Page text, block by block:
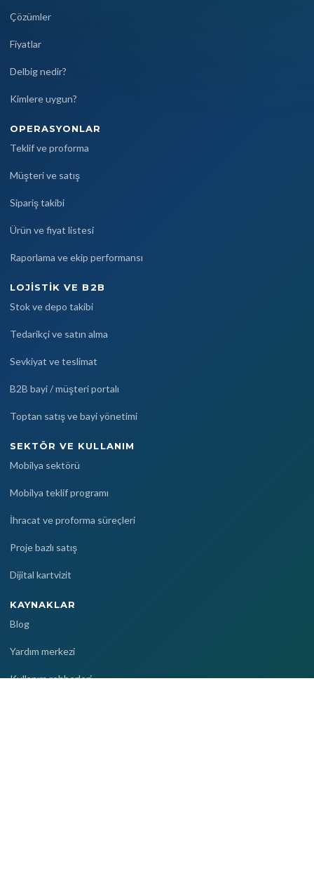
Çözümler
Fiyatlar
Delbig nedir?
Kimlere uygun?
OPERASYONLAR
Teklif ve proforma
Müşteri ve satış
Sipariş takibi
Ürün ve fiyat listesi
Raporlama ve ekip performansı
LOJISTIK VE B2B
Stok ve depo takibi
Tedarikçi ve satın alma
Sevkiyat ve teslimat
B2B bayi / müşteri portalı
Toptan satış ve bayi yönetimi
SEKTÖR VE KULLANIM
Mobilya sektörü
Mobilya teklif programı
İhracat ve proforma süreçleri
Proje bazlı satış
Dijital kartvizit
KAYNAKLAR
Blog
Yardım merkezi
Kullanım rehberleri